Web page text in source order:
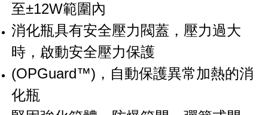
至±12W範圍內
消化瓶具有安全壓力閥蓋，壓力過大
時，啟動安全壓力保護
(OPGuard™)，自動保護異常加熱的消
化瓶